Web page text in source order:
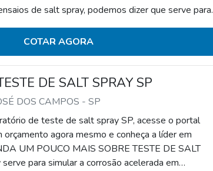
de salt spray, podemos dizer que serve para
em análise em relação à corrosão.Esse
seus diferenciais que con
COTAR AGORA
DE SALT SPRAY SP
DOS CAMPOS - SP
de teste de salt spray SP, acesse o portal
orçamento agora mesmo e conheça a líder em
UM POUCO MAIS SOBRE TESTE DE SALT
para simular a corrosão acelerada em